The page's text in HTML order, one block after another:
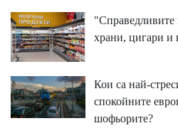
"Справедливите
храни, цигари и
Кои са най-
спокойните
шофьорите?